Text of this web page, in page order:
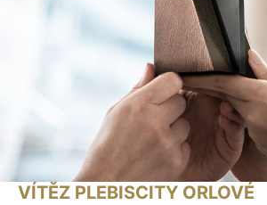
VÍTĚZ PLEBISCITY ORLOVÉ